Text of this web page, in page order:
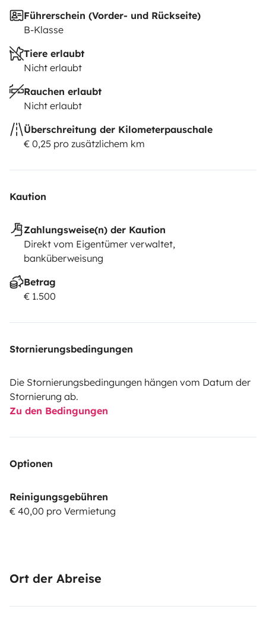
Führerschein (Vorder- und Rückseite)
B-Klasse
Tiere erlaubt
Nicht erlaubt
Rauchen erlaubt
Nicht erlaubt
Überschreitung der Kilometerpauschale
€ 0,25 pro zusätzlichem km
Kaution
Zahlungsweise(n) der Kaution
Direkt vom Eigentümer verwaltet,
banküberweisung
Betrag
€ 1.500
Stornierungsbedingungen
Die Stornierungsbedingungen hängen vom Datum der
Stornierung ab.
Zu den Bedingungen
Optionen
Reinigungsgebühren
€ 40,00 pro Vermietung
Ort der Abreise